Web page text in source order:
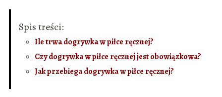
Spis treści:
Ile trwa dogrywka w piłce ręcznej?
Czy dogrywka w piłce ręcznej jest obowiązkowa?
Jak przebiega dogrywka w piłce ręcznej?